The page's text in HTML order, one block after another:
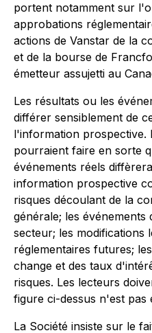
portent notamment sur
approbations
actions de Vanstar de la
et de la bourse de
émetteur assujetti au
Les résultats ou les
différer sensiblement de
l'information prospective.
pourraient faire en sorte
événements réels
information prospective
risques découlant de la
générale; les
secteur; les modifications
réglementaires futures;
change et des taux
risques. Les lecteurs
figure ci-dessus n'est pas
La Société insiste sur le